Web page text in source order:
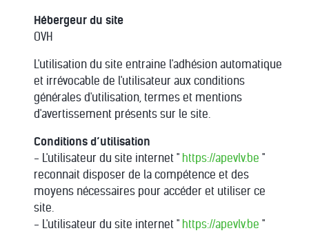
Hébergeur du site
OVH
L'utilisation du site entraine l'adhésion automatique
et irrévocable de l'utilisateur aux conditions
générales d'utilisation, termes et mentions
d'avertissement présents sur le site.
Conditions d’utilisation
- L'utilisateur du site internet " https://apevlv.be "
reconnait disposer de la compétence et des
moyens nécessaires pour accéder et utiliser ce
site.
- L'utilisateur du site internet " https://apevlv.be "